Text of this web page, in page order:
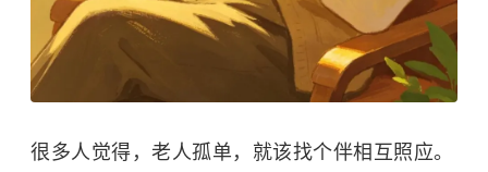
很多人觉得，老人孤单，就该找个伴相互照应。